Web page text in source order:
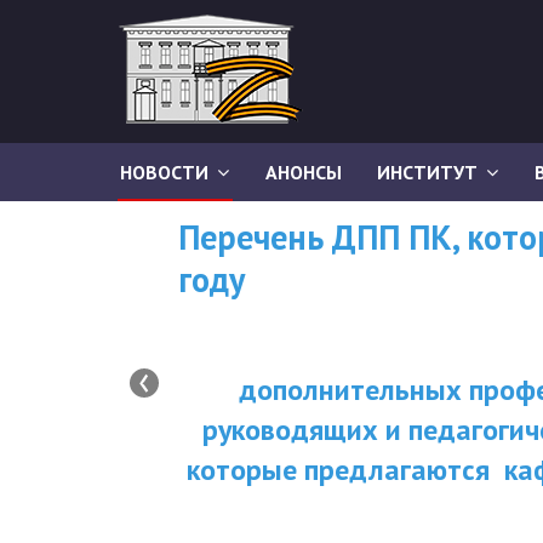
НОВОСТИ АНОНСЫ ИНСТИТУТ
Перечень ДПП ПК,
году
дополнительных
руководящих и
которые предлагаются
‹